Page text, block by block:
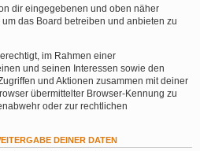
dir eingegebenen und oben näher
das Board betreiben und anbieten zu
im Rahmen einer
und seinen Interessen sowie den
und Aktionen zusammen mit deiner
übermittelter Browser-Kennung zu
oder zur rechtlichen
DEINER DATEN